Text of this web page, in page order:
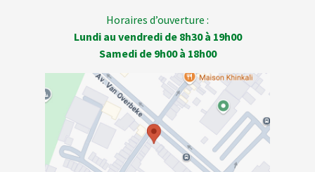
Horaires d’ouverture :
Lundi au vendredi de 8h30 à 19h00
Samedi de 9h00 à 18h00